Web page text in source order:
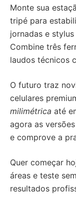
Monte sua
tripé para
jornadas e
Combine três
laudos técnicos
O futuro traz
celulares
milimétrica até
agora as
e comprove a
Quer começar
áreas e teste
resultados